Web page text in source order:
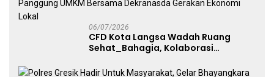
06/07/2026
CFD Kota Langsa Wadah Ruang
Sehat_Bahagia, Kolaborasi
Dekranasda Gerakan Ekonomi Lokal